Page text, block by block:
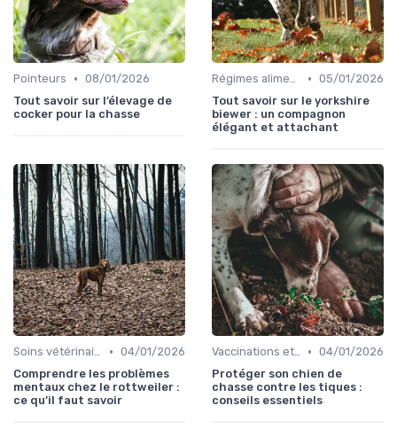
Pointeurs • 08/01/2026
Tout savoir sur l’élevage de
cocker pour la chasse
Régimes alimentaires spécifiques • 05/01/2026
Tout savoir sur le yorkshire
biewer : un compagnon
élégant et attachant
Soins vétérinaires pour chiens de chasse • 04/01/2026
Comprendre les problèmes
mentaux chez le rottweiler :
ce qu’il faut savoir
Vaccinations et traitements antiparasitaires • 04/01/2026
Protéger son chien de
chasse contre les tiques :
conseils essentiels